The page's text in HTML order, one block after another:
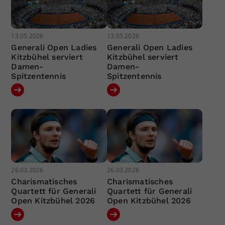
13.05.2026
Generali Open Ladies
Kitzbühel serviert
Damen-
Spitzentennis
13.05.2026
Generali Open Ladies
Kitzbühel serviert
Damen-
Spitzentennis
26.03.2026
Charismatisches
Quartett für Generali
Open Kitzbühel 2026
26.03.2026
Charismatisches
Quartett für Generali
Open Kitzbühel 2026